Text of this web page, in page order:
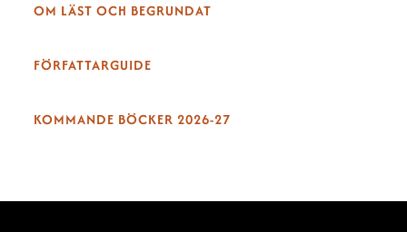
OM LÄST OCH BEGRUNDAT
FÖRFATTARGUIDE
KOMMANDE BÖCKER 2026-27